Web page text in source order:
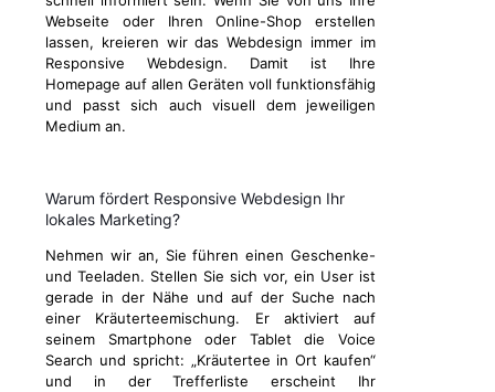
Webseite oder Ihren Online-Shop erstellen
lassen, kreieren wir das Webdesign immer im
Responsive Webdesign. Damit ist Ihre
Homepage auf allen Geräten voll funktionsfähig
und passt sich auch visuell dem jeweiligen
Medium an.
Warum fördert Responsive Webdesign Ihr
lokales Marketing?
Nehmen wir an, Sie führen einen Geschenke-
und Teeladen. Stellen Sie sich vor, ein User ist
gerade in der Nähe und auf der Suche nach
einer Kräuterteemischung. Er aktiviert auf
seinem Smartphone oder Tablet die Voice
Search und spricht: „Kräutertee in Ort kaufen“
und in der Trefferliste erscheint Ihr